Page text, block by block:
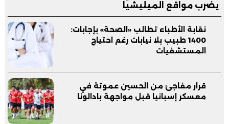
يضرب مواقع الميليشيا
نقابة الأطباء تطالب «الصحة» بإجابات:
1400 طبيب بلا نيابات رغم احتياج
المستشفيات
قرار مفاجئ من الحسين عموتة في
معسكر إسبانيا قبل مواجهة بادالونا